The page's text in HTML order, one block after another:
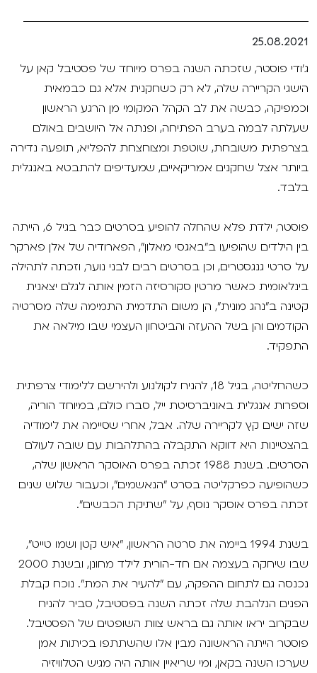
מועדון אנגלית לכל המשפחה
ראשון בקולנוע
שלישי בשלייקס
אפטר בסינמטק
Teen Screen
קולנוע ישראלי
לפי ימים
סינמטק קאלט על הגג 2026
נבחרי דוקאביב 2026
אירועים מיוחדים
הגלריה
לאזור האישי
רכישת מנוי
Gift Card
25.08.2021
ג'ודי פוסטר, שזכתה השנה בפרס מיוחד של פסטיבל קאן על
הישגי הקריירה שלה, לא רק כשחקנית אלא גם כבמאית
וכמפיקה, כבשה את לב הקהל המקומי מן הרגע הראשון
שעלתה לבמה בערב הפתיחה, ופנתה אל היושבים באולם
בצרפתית משובחת, שוטפת ומצוחצחת להפליא, תופעה נדירה
ביותר אצל שחקנים אמריקאיים, שמעדיפים להתבטא באנגלית
בלבד.
פוסטר, ילדת פלא שהחלה להופיע בסרטים כבר בגיל 6, הייתה
בין הילדים שהופיעו ב"באגסי מאלון", הפארודיה של אלן פארקר
על סרטי גנגסטרים, וכן בסרטים רבים לבני נוער, וזכתה לתהילה
בינלאומית כאשר מרטין סקורסיזה הזמין אותה לגלם יצאנית
קטינה ב"נהג מונית", הן משום התדמית התמימה שלה מסרטיה
הקודמים והן בשל ההעזה והביטחון העצמי שבו מילאה את
התפקיד.
כשהחליטה, בגיל 18, להניח לקולנוע ולהירשם ללימודי צרפתית
וספרות אנגלית באוניברסיטת ייל, סברו כולם, במיוחד הוריה,
שזה ישים קץ לקריירה שלה. אבל, אחרי שסיימה את לימודיה
בהצטיינות היא דווקא התקבלה בהתלהבות עם שובה לעולם
הסרטים. בשנת 1988 זכתה בפרס האוסקר הראשון שלה,
כשהופיעה כפרקליטה בסרט "הנאשמים", וכעבור שלוש שנים
זכתה בפרס אוסקר נוסף, על "שתיקת הכבשים".
בשנת 1994 ביימה את סרטה הראשון, "איש קטן ושמו טייט",
שבו שיחקה בעצמה אם חד-הורית לילד מחונן, ובשנת 2000
נכנסה גם לתחום ההפקה, עם "להעיר את המת". נוכח קבלת
הפנים הנלהבת שלה זכתה השנה בפסטיבל, סביר להניח
שבקרוב יראו אותה גם בראש צוות השופטים של הפסטיבל.
פוסטר הייתה הראשונה מבין אלו שהשתתפו בכיתות אמן
שערכו השנה בקאן, ומי שריאיין אותה היה מגיש הטלוויזיה